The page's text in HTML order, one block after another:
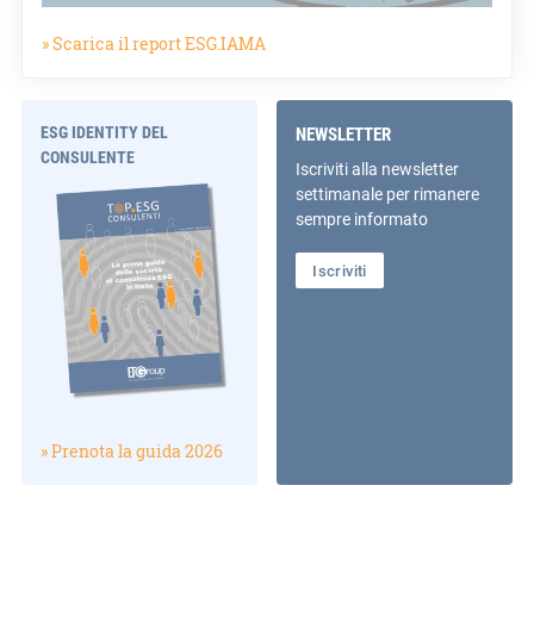
» Scarica il report ESG.IAMA
ESG IDENTITY DEL
CONSULENTE
» Prenota la guida 2026
NEWSLETTER
Iscriviti alla newsletter
settimanale per rimanere
sempre informato
Iscriviti